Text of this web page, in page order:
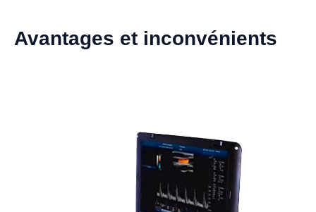
Avantages et inconvénients